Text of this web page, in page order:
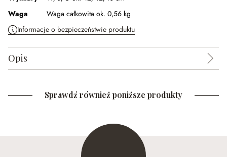
Waga
Waga całkowita ok. 0,56 kg
Informacje o bezpieczeństwie produktu
Opis
Sprawdź również poniższe produkty